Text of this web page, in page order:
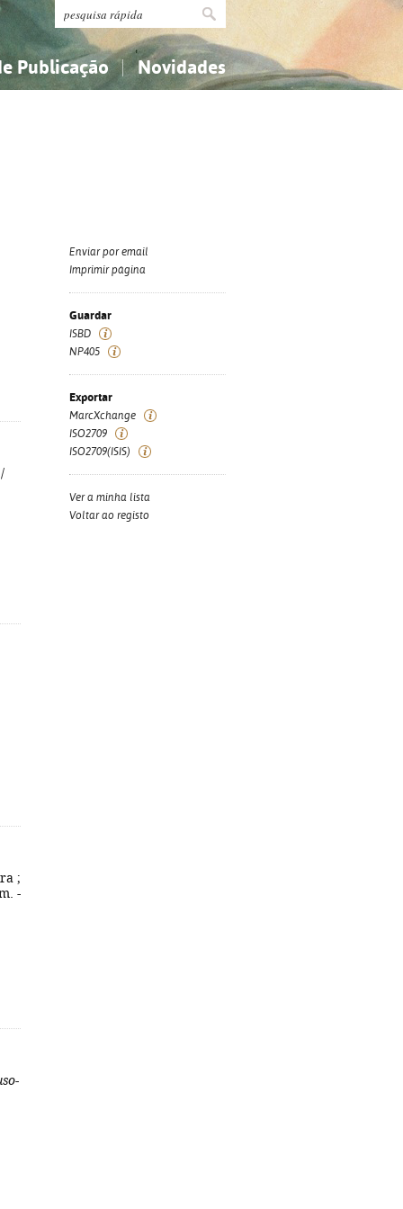
Publicação Novidades
/
;
-
Enviar por email
Imprimir página
Guardar
ISBD
NP405
Exportar
MarcXchange
ISO2709
ISO2709(ISIS)
Ver a minha lista
Voltar ao registo